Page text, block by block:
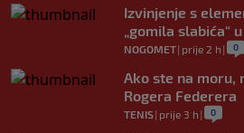
Izvinjenje s
„gomila slabića“
NOGOMET| prije 2 h | 0
Ako ste na moru,
Rogera Federera
TENIS| prije 3 h | 0